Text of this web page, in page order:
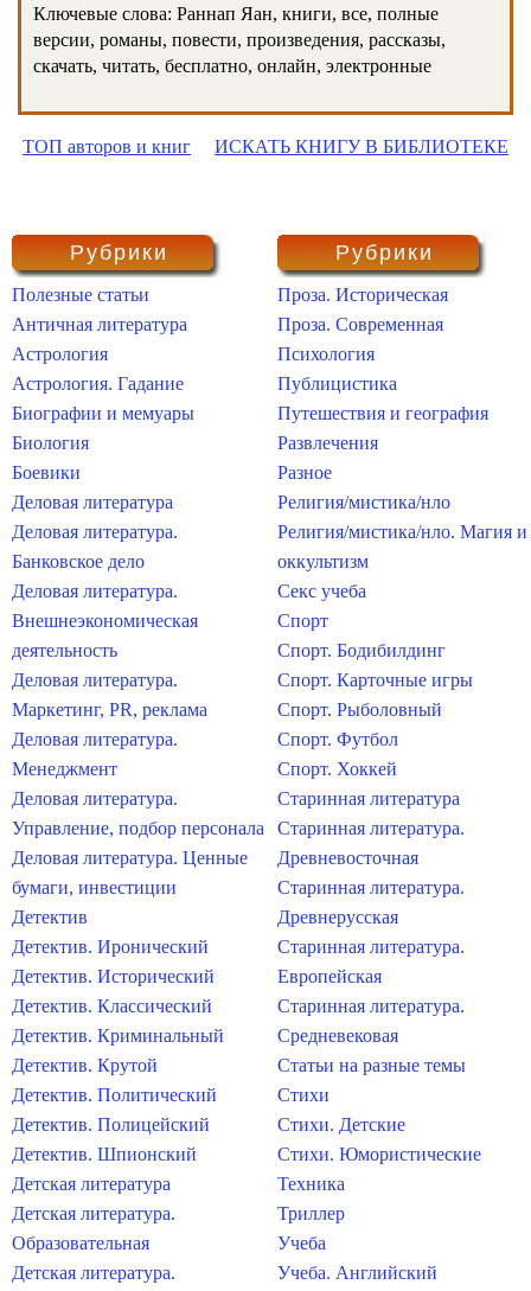
Ключевые слова: Раннап Яан, книги, все, полные
версии, романы, повести, произведения, рассказы,
скачать, читать, бесплатно, онлайн, электронные
ТОП авторов и книг ИСКАТЬ КНИГУ В БИБЛИОТЕКЕ
Рубрики
Полезные статьи
Античная литература
Астрология
Астрология. Гадание
Биографии и мемуары
Биология
Боевики
Деловая литература
Деловая литература.
Банковское дело
Деловая литература.
Внешнеэкономическая
деятельность
Деловая литература.
Маркетинг, PR, реклама
Деловая литература.
Менеджмент
Деловая литература.
Управление, подбор персонала
Деловая литература. Ценные
бумаги, инвестиции
Детектив
Детектив. Иронический
Детектив. Исторический
Детектив. Классический
Детектив. Криминальный
Детектив. Крутой
Детектив. Политический
Детектив. Полицейский
Детектив. Шпионский
Детская литература
Детская литература.
Образовательная
Детская литература.
Рубрики
Проза. Историческая
Проза. Современная
Психология
Публицистика
Путешествия и география
Развлечения
Разное
Религия/мистика/нло
Религия/мистика/нло. Магия и
оккультизм
Секс учеба
Спорт
Спорт. Бодибилдинг
Спорт. Карточные игры
Спорт. Рыболовный
Спорт. Футбол
Спорт. Хоккей
Старинная литература
Старинная литература.
Древневосточная
Старинная литература.
Древнерусская
Старинная литература.
Европейская
Старинная литература.
Средневековая
Статьи на разные темы
Стихи
Стихи. Детские
Стихи. Юмористические
Техника
Триллер
Учеба
Учеба. Английский